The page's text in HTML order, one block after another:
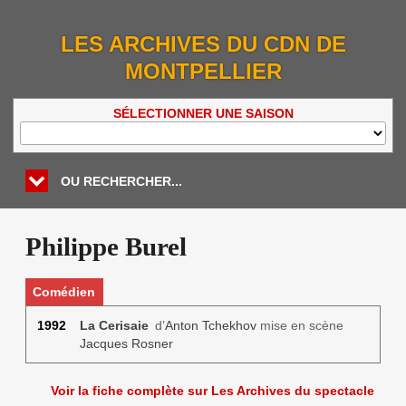
LES ARCHIVES DU CDN DE
MONTPELLIER
SÉLECTIONNER UNE SAISON
OU RECHERCHER...
Philippe Burel
Comédien
1992 La Cerisaied’Anton Tchekhovmise en scène
Jacques Rosner
Voir la fiche complète sur Les Archives du spectacle